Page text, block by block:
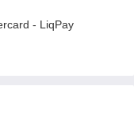
- LiqPay